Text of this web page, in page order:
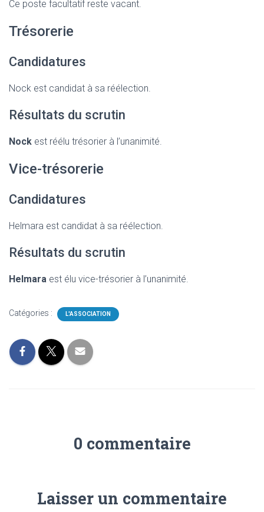
Ce poste facultatif reste vacant.
Trésorerie
Candidatures
Nock est candidat à sa réélection.
Résultats du scrutin
Nock est réélu trésorier à l’unanimité.
Vice-trésorerie
Candidatures
Helmara est candidat à sa réélection.
Résultats du scrutin
Helmara est élu vice-trésorier à l’unanimité.
Catégories : L'ASSOCIATION
0 commentaire
Laisser un commentaire